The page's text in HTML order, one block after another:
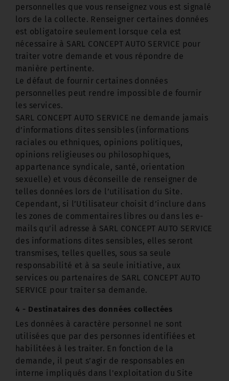
personnelles que vous renseignez vous est signalé
lors de la collecte. Renseigner certaines données
est obligatoire seulement lorsque cela est
nécessaire à SARL CONCEPT AUTO SERVICE pour
traiter votre demande et vous répondre de
manière pertinente.
Le défaut de fournir certaines données
personnelles peut rendre impossible de fournir
les services.
SARL CONCEPT AUTO SERVICE ne demande jamais
d’informations dites sensibles (informations
raciales ou ethniques, opinions politiques,
opinions religieuses ou philosophiques,
appartenance syndicale, santé, orientation
sexuelle) et vous déconseille de renseigner de
telles données lors de l’utilisation du Site.
Cependant, si l’Utilisateur choisit d’inclure dans
les zones de commentaires libres ou dans les e-
mails qu’il adresse à SARL CONCEPT AUTO SERVICE
des informations dites sensibles, elles seront
transmises, telles quelles, sous sa seule
responsabilité et à sa seule initiative, aux
services ou partenaires de SARL CONCEPT AUTO
SERVICE pour traiter sa demande.
4 - Destinataires des données collectées
Les données à caractère personnel ne sont
utilisées que par des personnes identifiées et
habilitées à les traiter. En fonction de la
demande, il peut s’agir de responsables en
interne impliqués dans l'exploitation du Site